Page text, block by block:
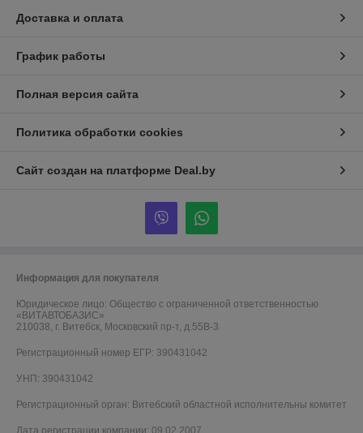
Доставка и оплата
График работы
Полная версия сайта
Политика обработки cookies
Сайт создан на платформе Deal.by
Информация для покупателя
Юридическое лицо: Общество с ограниченной ответственностью
«ВИТАВТОБАЗИС»
210038, г. Витебск, Московский пр-т, д.55В-3
Регистрационный номер ЕГР: 390431042
УНП: 390431042
Регистрационный орган: Витебский областной исполнительны комитет
Дата регистрации компании: 09.02.2007